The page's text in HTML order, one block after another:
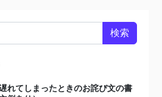
れてしまったときのお詫び文の書